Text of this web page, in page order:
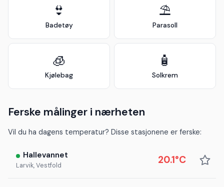
👙
Badetøy
⛱️
Parasoll
🧊
Kjølebag
🧴
Solkrem
Ferske målinger i nærheten
Vil du ha dagens temperatur? Disse stasjonene er ferske:
Hallevannet
Larvik, Vestfold 20.1°C